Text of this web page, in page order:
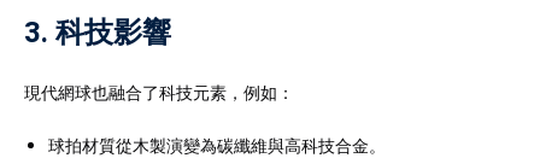
3. 科技影響
現代網球也融合了科技元素，例如：
球拍材質從木製演變為碳纖維與高科技合金。